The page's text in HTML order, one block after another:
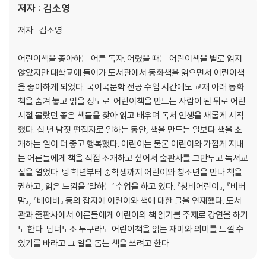
14. 사회책: 토론 주제 찾기
토론 주제를 찾는다
* 정리하기
독서 후 활동
더 소개하고 싶은 책
이 책에 소개된 책들
참고한 책
저자 : 김소영
저자 : 김소영
어린이책을 좋아하는 어른 독자. 어렸을 때는 어린이책을 별로 읽지
않았지만 대학교에 들어가 도서관에서 동화책을 읽으면서 어린이책
을 좋아하게 되었다. 국어국문학 전공 수업 시간에도 교재 아래 동화
책을 숨겨 놓고 읽을 정도로. 어린이책을 만드는 사람이 된 뒤로 어린
시절 몰랐던 좋은 책들을 찾아 읽고 배우며 독서 인생을 새롭게 시작
했다. 십 년 남짓 편집자로 일하는 동안, 책을 만드는 일보다 책을 소
개하는 일이 더 좋고 행복했다. 어린이는 물론 어린이와 가깝게 지내
는 어른들에게 책을 직접 소개하고 싶어서 출판사를 그만두고 독서교
실을 열었다. 빵 학년부터 중학생까지 어린이와 청소년을 만나 책을
권하고, 읽은 느낌을 ‘말하는’ 수업을 하고 있다. 『창비어린이』, 『비버
맘』, 『베이비』 등의 잡지에 어린이와 책에 대한 글을 연재했다. 도서
관과 출판사에서 어른들에게 어린이의 책 읽기를 주제로 강연을 하기
도 한다. 남녀노소 누구라도 어린이책을 읽는 재미와 의미를 느낄 수
있기를 바라고 그 일을 돕는 책을 쓰려고 한다.